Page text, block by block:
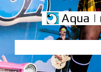
Aqua |